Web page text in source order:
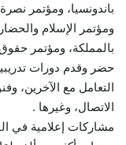
باندونسيا، ومؤتمر
ومؤتمر الإسلام
بالمملكة، ومؤتمر
حضر وقدم دورات
التعامل مع الآخرين،
الاتصال، وغيرها .
مشاركات إعلامية في